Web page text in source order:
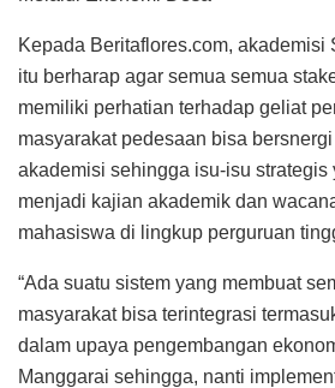
Kepada Beritaflores.com, akademisi
itu berharap agar semua semua
memiliki perhatian terhadap geliat
masyarakat pedesaan bisa
akademisi sehingga isu-isu strategis
menjadi kajian akademik dan
mahasiswa di lingkup perguruan
“Ada suatu sistem yang membuat
masyarakat bisa terintegrasi
dalam upaya pengembangan
Manggarai sehingga, nanti